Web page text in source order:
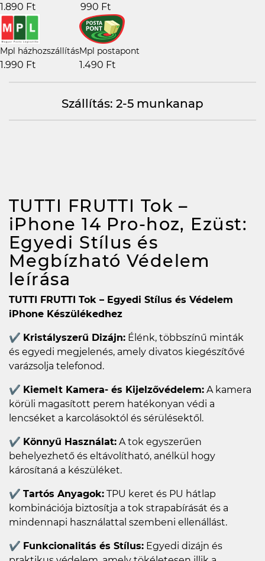
1.890 Ft 990 Ft
Mpl házhozszállítás
1.990 Ft
Mpl postapont
1.490 Ft
Szállítás: 2-5 munkanap
TUTTI FRUTTI Tok –
iPhone 14 Pro-hoz, Ezüst:
Egyedi Stílus és
Megbízható Védelem
leírása
TUTTI FRUTTI Tok – Egyedi Stílus és Védelem
iPhone Készülékedhez
✔ Kristályszerű Dizájn: Élénk, többszínű minták
és egyedi megjelenés, amely divatos kiegészítővé
varázsolja telefonod.
✔ Kiemelt Kamera- és Kijelzővédelem: A kamera
körüli magasított perem hatékonyan védi a
lencséket a karcolásoktól és sérülésektől.
✔ Könnyű Használat: A tok egyszerűen
behelyezhető és eltávolítható, anélkül hogy
károsítaná a készüléket.
✔ Tartós Anyagok: TPU keret és PU hátlap
kombinációja biztosítja a tok strapabírását és a
mindennapi használattal szembeni ellenállást.
✔ Funkcionalitás és Stílus: Egyedi dizájn és